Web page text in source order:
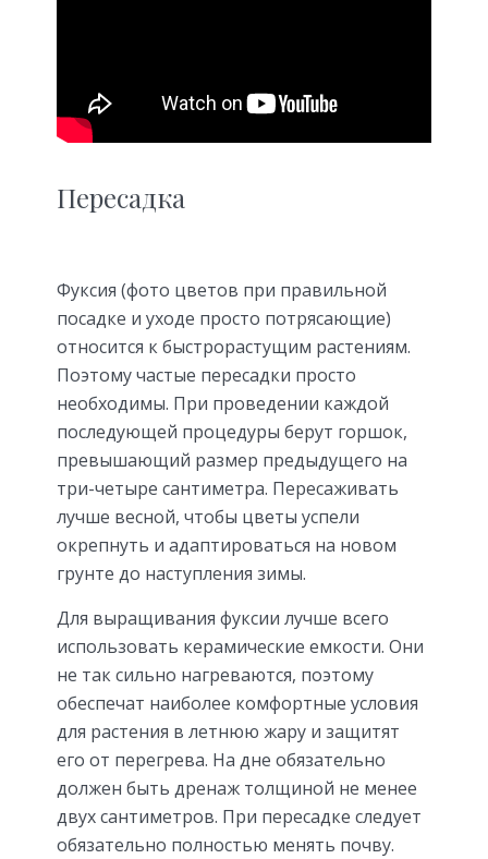
Пересадка
Фуксия (фото цветов при правильной
посадке и уходе просто потрясающие)
относится к быстрорастущим растениям.
Поэтому частые пересадки просто
необходимы. При проведении каждой
последующей процедуры берут горшок,
превышающий размер предыдущего на
три-четыре сантиметра. Пересаживать
лучше весной, чтобы цветы успели
окрепнуть и адаптироваться на новом
грунте до наступления зимы.
Для выращивания фуксии лучше всего
использовать керамические емкости. Они
не так сильно нагреваются, поэтому
обеспечат наиболее комфортные условия
для растения в летнюю жару и защитят
его от перегрева. На дне обязательно
должен быть дренаж толщиной не менее
двух сантиметров. При пересадке следует
обязательно полностью менять почву.